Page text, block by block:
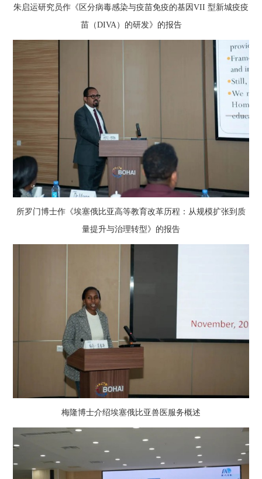
朱启运研究员作《区分病毒感染与疫苗免疫的基因VII 型新城疫疫
苗（DIVA）的研发》的报告
所罗门博士作《埃塞俄比亚高等教育改革历程：从规模扩张到质
量提升与治理转型》的报告
梅隆博士介绍埃塞俄比亚兽医服务概述